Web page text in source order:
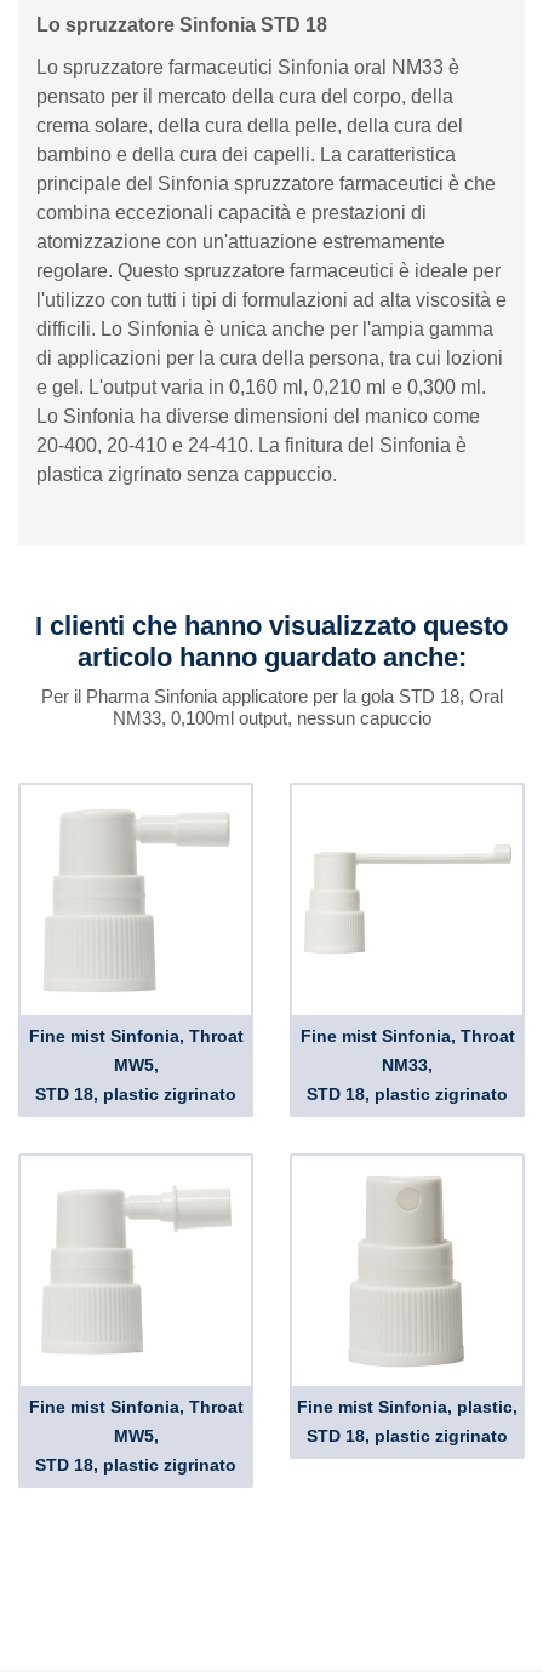
Lo spruzzatore Sinfonia STD 18
Lo spruzzatore farmaceutici Sinfonia oral NM33 è
pensato per il mercato della cura del corpo, della
crema solare, della cura della pelle, della cura del
bambino e della cura dei capelli. La caratteristica
principale del Sinfonia spruzzatore farmaceutici è che
combina eccezionali capacità e prestazioni di
atomizzazione con un'attuazione estremamente
regolare. Questo spruzzatore farmaceutici è ideale per
l'utilizzo con tutti i tipi di formulazioni ad alta viscosità e
difficili. Lo Sinfonia è unica anche per l'ampia gamma
di applicazioni per la cura della persona, tra cui lozioni
e gel. L'output varia in 0,160 ml, 0,210 ml e 0,300 ml.
Lo Sinfonia ha diverse dimensioni del manico come
20-400, 20-410 e 24-410. La finitura del Sinfonia è
plastica zigrinato senza cappuccio.
I clienti che hanno visualizzato questo
articolo hanno guardato anche:
Per il Pharma Sinfonia applicatore per la gola STD 18, Oral
NM33, 0,100ml output, nessun capuccio
Fine mist Sinfonia, Throat
MW5,
STD 18, plastic zigrinato
Fine mist Sinfonia, Throat
NM33,
STD 18, plastic zigrinato
Fine mist Sinfonia, Throat
MW5,
STD 18, plastic zigrinato
Fine mist Sinfonia, plastic,
STD 18, plastic zigrinato